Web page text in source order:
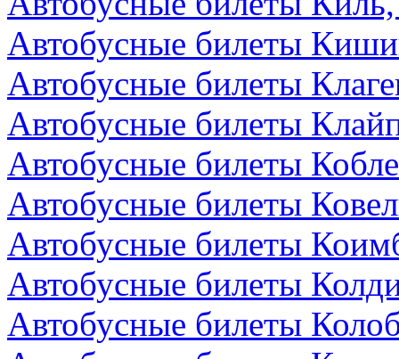
Автобусные билеты
Автобусные билеты
Автобусные билеты
Автобусные билеты
Автобусные билеты
Автобусные билеты
Автобусные билеты
Автобусные билеты